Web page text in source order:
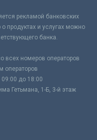
рекламой банковских
продуктах и услугах можно
банка.
всех номеров операторов
операторов
09:00 до 18:00
Гетьмана, 1-Б, 3-й этаж